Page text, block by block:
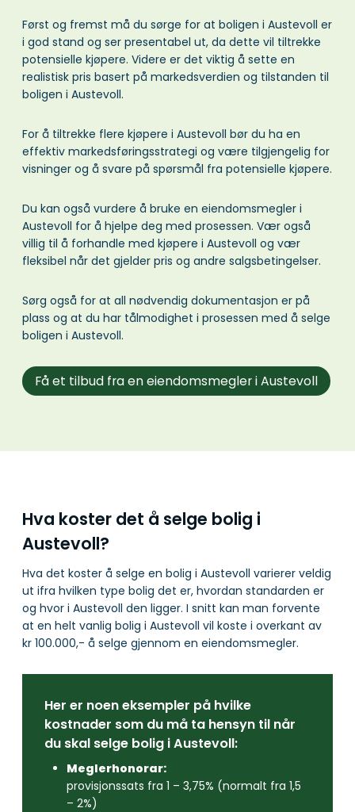
Først og fremst må du sørge for at boligen i Austevoll er
i god stand og ser presentabel ut, da dette vil tiltrekke
potensielle kjøpere. Videre er det viktig å sette en
realistisk pris basert på markedsverdien og tilstanden til
boligen i Austevoll.
For å tiltrekke flere kjøpere i Austevoll bør du ha en
effektiv markedsføringsstrategi og være tilgjengelig for
visninger og å svare på spørsmål fra potensielle kjøpere.
Du kan også vurdere å bruke en eiendomsmegler i
Austevoll for å hjelpe deg med prosessen. Vær også
villig til å forhandle med kjøpere i Austevoll og vær
fleksibel når det gjelder pris og andre salgsbetingelser.
Sørg også for at all nødvendig dokumentasjon er på
plass og at du har tålmodighet i prosessen med å selge
boligen i Austevoll.
Få et tilbud fra en eiendomsmegler i Austevoll
Hva koster det å selge bolig i
Austevoll?
Hva det koster å selge en bolig i Austevoll varierer veldig
ut ifra hvilken type bolig det er, hvordan standarden er
og hvor i Austevoll den ligger. I snitt kan man forvente
at en helt vanlig bolig i Austevoll vil koste i overkant av
kr 100.000,- å selge gjennom en eiendomsmegler.
Her er noen eksempler på hvilke
kostnader som du må ta hensyn til når
du skal selge bolig i Austevoll:
Meglerhonorar:
provisjonssats fra 1 – 3,75% (normalt fra 1,5
– 2%)